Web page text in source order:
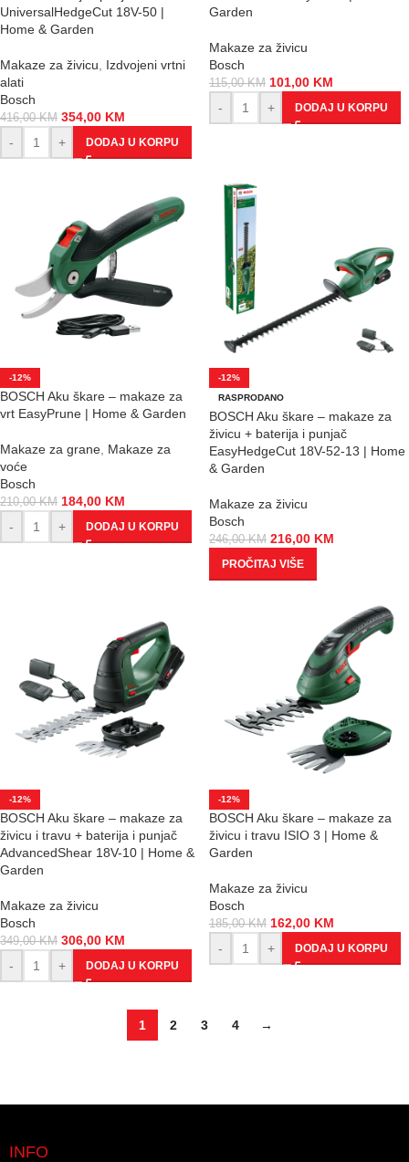
UniversalHedgeCut 18V-50 |
Home & Garden
Makaze za živicu
Izdvojeni vrtni
alati
Bosch
416,00KM 354,00 KM
-
+ DODAJ U KORPU
Garden
Makaze za živicu
Bosch
115,00KM 101,00 KM
-
+ DODAJ U KORPU
-12%
BOSCH Aku škare – makaze za
vrt EasyPrune | Home & Garden
Makaze za grane Makaze za
voće
Bosch
210,00KM 184,00 KM
-
+ DODAJ U KORPU
-12%
RASPRODANO
BOSCH Aku škare – makaze za
živicu + baterija i punjač
EasyHedgeCut 18V-52-13 | Home
& Garden
Makaze za živicu
Bosch
246,00KM 216,00 KM
PROČITAJ VIŠE
-12%
BOSCH Aku škare – makaze za
živicu i travu + baterija i punjač
AdvancedShear 18V-10 | Home &
Garden
Makaze za živicu
Bosch
349,00KM 306,00 KM
-
+ DODAJ U KORPU
-12%
BOSCH Aku škare – makaze za
živicu i travu ISIO 3 | Home &
Garden
Makaze za živicu
Bosch
185,00KM 162,00 KM
-
+ DODAJ U KORPU
1 2 3 4 →
INFO